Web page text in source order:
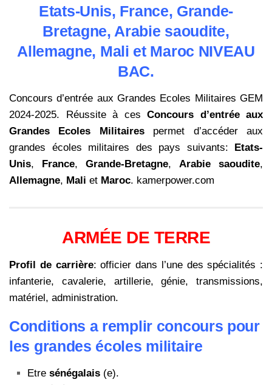
Etats-Unis, France, Grande-
Bretagne, Arabie saoudite,
Allemagne, Mali et Maroc NIVEAU
BAC.
Concours d’entrée aux Grandes Ecoles Militaires GEM
2024-2025. Réussite à ces Concours d’entrée aux
Grandes Ecoles Militairespermet d’accéder aux
grandes écoles militaires des pays suivants: Etats-
Unis, France, Grande-Bretagne, Arabie saoudite,
Allemagne, Mali et Maroc. kamerpower.com
ARMÉE DE TERRE
Profil de carrière: officier dans l’une des spécialités :
infanterie, cavalerie, artillerie, génie, transmissions,
matériel, administration.
Conditions a remplir concours pour
les grandes écoles militaire
Etre sénégalais (e).